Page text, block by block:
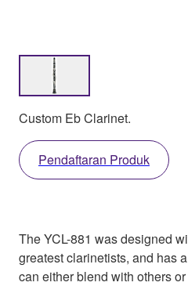
Custom Eb Clarinet.
Pendaftaran Produk
The YCL-881 was designed
greatest clarinetists, and has
can either blend with others